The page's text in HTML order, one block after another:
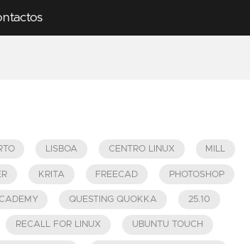
LISBOA CENTRO LINUX MILL
KRITA FREECAD PHOTOSHOP
QUESTING QUOKKA 25.10
RECALL FOR LINUX UBUNTU TOUCH